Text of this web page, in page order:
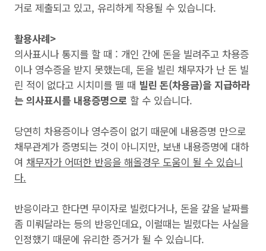
거로 제출되고 있고, 유리하게 작용될 수 있습니다.
활용사례>
의사표시나 통지를 할 때 : 개인 간에 돈을 빌려주고 차용증
이나 영수증을 받지 못했는데, 돈을 빌린 채무자가 난 돈 빌
린 적이 없다고 시치미를 뗄 때 빌린 돈(차용금)을 지급하라
는 의사표시를 내용증명으로 할 수 있습니다.
당연히 차용증이나 영수증이 없기 때문에 내용증명 만으로
채무관계가 증명되는 것이 아니지만, 보낸 내용증명에 대하
여 채무자가 어떠한 반응을 해올경우 도움이 될 수 있습니
다.
반응이라고 한다면 무이자로 빌렸다거나, 돈을 갚을 날짜를
좀 미뤄달라는 등의 반응인데요, 이럴때는 빌렸다는 사실을
인정했기 때문에 유리한 증거가 될 수 있습니다.